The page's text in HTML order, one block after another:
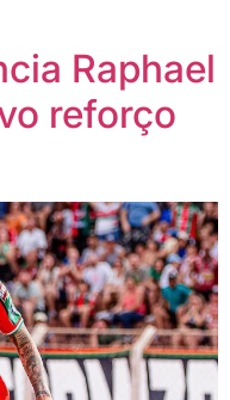
Raphael
reforço